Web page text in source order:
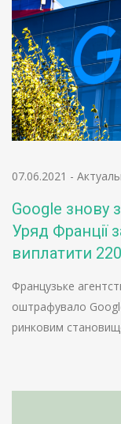
07.06.2021 -
Google знову
Уряд Франції
виплатити
Французьке
оштрафувало
ринковим